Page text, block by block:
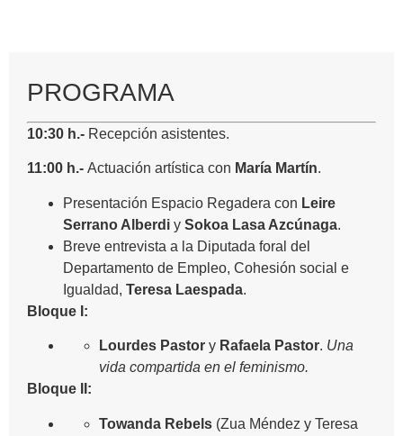
PROGRAMA
10:30 h.- Recepción asistentes.
11:00 h.- Actuación artística con María Martín.
Presentación Espacio Regadera con Leire
Serrano Alberdi y Sokoa Lasa Azcúnaga.
Breve entrevista a la Diputada foral del
Departamento de Empleo, Cohesión social e
Igualdad, Teresa Laespada.
Bloque I:
Lourdes Pastor y Rafaela Pastor. Una
vida compartida en el feminismo.
Bloque II:
Towanda Rebels (Zua Méndez y Teresa